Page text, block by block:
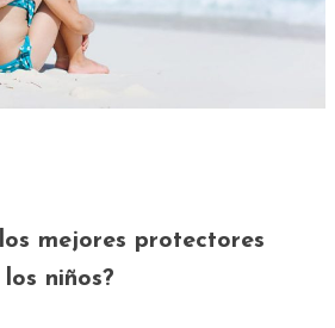
mejores protectores
niños?